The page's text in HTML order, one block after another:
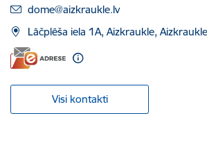
E-pasts:
dome@aizkraukle.lv
Lāčplēša iela 1A, Aizkraukle,
Visi kontakti